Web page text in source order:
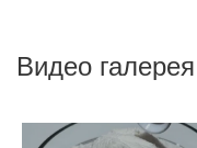
Видео галерея